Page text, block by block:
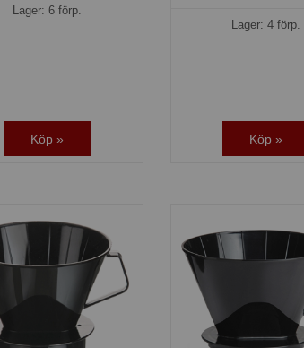
Lager: 6 förp.
Köp »
Lager: 4 förp.
Köp »